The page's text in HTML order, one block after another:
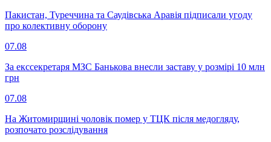
Пакистан, Туреччина та Саудівська Аравія підписали угоду
про колективну оборону
07.08
За екссекретаря МЗС Банькова внесли заставу у розмірі 10 млн
грн
07.08
На Житомирщині чоловік помер у ТЦК після медогляду,
розпочато розслідування